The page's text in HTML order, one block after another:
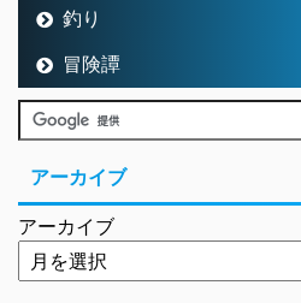
釣り
冒険譚
アーカイブ
アーカイブ